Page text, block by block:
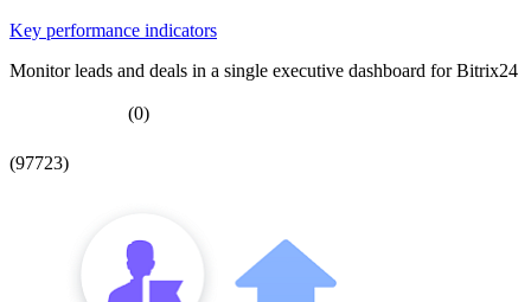
Key performance indicators
Monitor leads and deals in a single executive dashboard for Bitrix24
(0)
(97723)